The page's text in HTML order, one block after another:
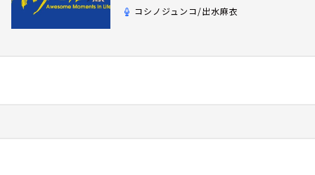
コシノジュンコ/出水麻衣